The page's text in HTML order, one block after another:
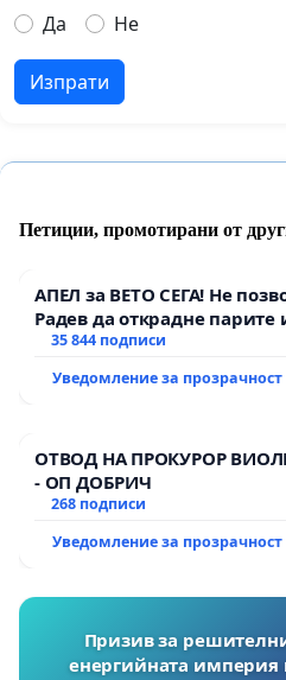
Да
Не
Изпрати
Петиции, промотирани от
АПЕЛ за ВЕТО СЕГА! Не
Радев да открадне парите
тъмното
35 844 подписи
Уведомление за прозрачност
ОТВОД НА ПРОКУРОР
- ОП ДОБРИЧ
268 подписи
Уведомление за прозрачност
Призив за
енергийната империя